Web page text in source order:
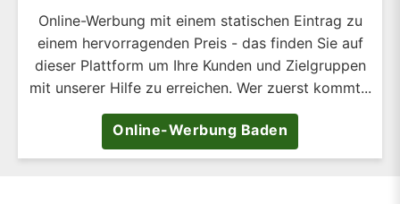
Online-Werbung mit einem statischen Eintrag zu
einem hervorragenden Preis - das finden Sie auf
dieser Plattform um Ihre Kunden und Zielgruppen
mit unserer Hilfe zu erreichen. Wer zuerst kommt...
Online-Werbung Baden